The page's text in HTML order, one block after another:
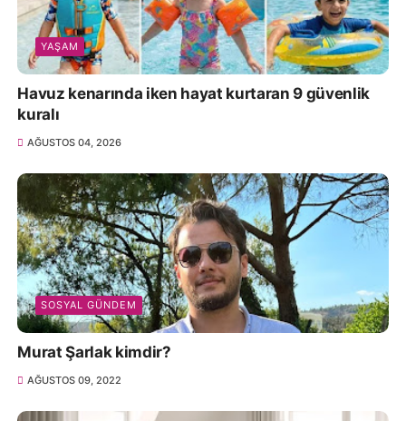
YAŞAM
Havuz kenarında iken hayat kurtaran 9 güvenlik
kuralı
AĞUSTOS 04, 2026
SOSYAL GÜNDEM
Murat Şarlak kimdir?
AĞUSTOS 09, 2022